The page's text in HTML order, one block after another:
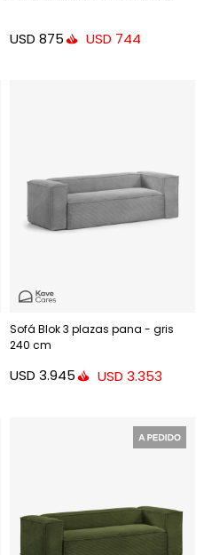
USD 875 USD 744
Sofá Blok 3 plazas pana - gris
240 cm
USD 3.945 USD 3.353